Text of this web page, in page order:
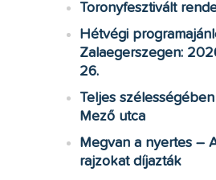
Toronyfesztivált
Hétvégi
Zalaegerszegen:
26.
Teljes
Mező utca
Megvan a nyertes –
rajzokat díjazták